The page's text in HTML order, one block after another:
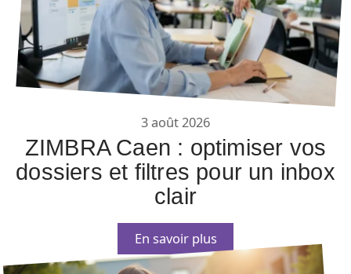
3 août 2026
ZIMBRA Caen : optimiser vos
dossiers et filtres pour un inbox
clair
En savoir plus